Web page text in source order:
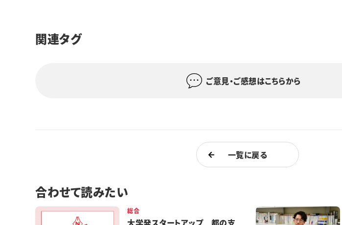
関連タグ
ご意見・ご感想はこちらから
一覧に戻る
合わせて読みたい
総合